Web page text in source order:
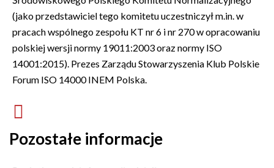
(jako przedstawiciel tego komitetu uczestniczył m.in. w
pracach wspólnego zespołu KT nr 6 i nr 270 w opracowaniu
polskiej wersji normy 19011:2003 oraz normy ISO
14001:2015). Prezes Zarządu Stowarzyszenia Klub Polskie
Forum ISO 14000 INEM Polska.
Pozostałe informacje